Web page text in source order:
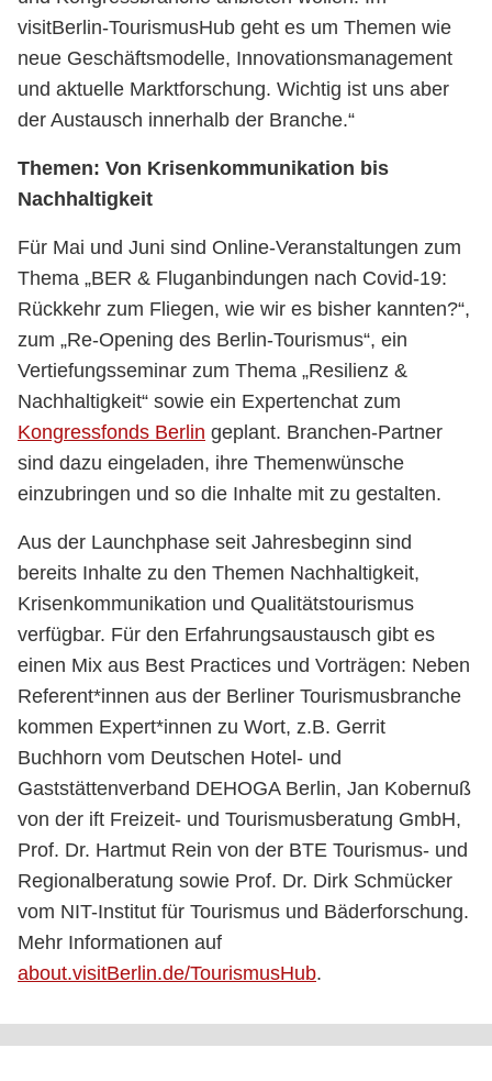
visitBerlin-TourismusHub geht es um Themen wie
neue Geschäftsmodelle, Innovationsmanagement
und aktuelle Marktforschung. Wichtig ist uns aber
der Austausch innerhalb der Branche.“
Themen: Von Krisenkommunikation bis
Nachhaltigkeit
Für Mai und Juni sind Online-Veranstaltungen zum
Thema „BER & Fluganbindungen nach Covid-19:
Rückkehr zum Fliegen, wie wir es bisher kannten?“,
zum „Re-Opening des Berlin-Tourismus“, ein
Vertiefungsseminar zum Thema „Resilienz &
Nachhaltigkeit“ sowie ein Expertenchat zum
Kongressfonds Berlin geplant. Branchen-Partner
sind dazu eingeladen, ihre Themenwünsche
einzubringen und so die Inhalte mit zu gestalten.
Aus der Launchphase seit Jahresbeginn sind
bereits Inhalte zu den Themen Nachhaltigkeit,
Krisenkommunikation und Qualitätstourismus
verfügbar. Für den Erfahrungsaustausch gibt es
einen Mix aus Best Practices und Vorträgen: Neben
Referent*innen aus der Berliner Tourismusbranche
kommen Expert*innen zu Wort, z.B. Gerrit
Buchhorn vom Deutschen Hotel- und
Gaststättenverband DEHOGA Berlin, Jan Kobernuß
von der ift Freizeit- und Tourismusberatung GmbH,
Prof. Dr. Hartmut Rein von der BTE Tourismus- und
Regionalberatung sowie Prof. Dr. Dirk Schmücker
vom NIT-Institut für Tourismus und Bäderforschung.
Mehr Informationen auf
about.visitBerlin.de/TourismusHub.